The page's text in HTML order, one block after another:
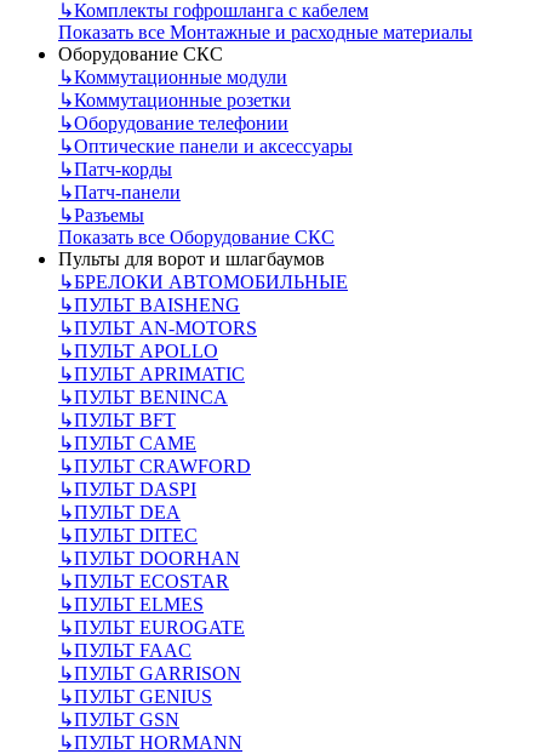
↳Комплекты гофрошланга с кабелем
Показать все Монтажные и расходные материалы
Оборудование СКС
↳Коммутационные модули
↳Коммутационные розетки
↳Оборудование телефонии
↳Оптические панели и аксессуары
↳Патч-корды
↳Патч-панели
↳Разъемы
Показать все Оборудование СКС
Пульты для ворот и шлагбаумов
↳БРЕЛОКИ АВТОМОБИЛЬНЫЕ
↳ПУЛЬТ BAISHENG
↳ПУЛЬТ AN-MOTORS
↳ПУЛЬТ APOLLO
↳ПУЛЬТ APRIMATIC
↳ПУЛЬТ BENINCA
↳ПУЛЬТ BFT
↳ПУЛЬТ CAME
↳ПУЛЬТ CRAWFORD
↳ПУЛЬТ DASPI
↳ПУЛЬТ DEA
↳ПУЛЬТ DITEC
↳ПУЛЬТ DOORHAN
↳ПУЛЬТ ECOSTAR
↳ПУЛЬТ ELMES
↳ПУЛЬТ EUROGATE
↳ПУЛЬТ FAAC
↳ПУЛЬТ GARRISON
↳ПУЛЬТ GENIUS
↳ПУЛЬТ GSN
↳ПУЛЬТ HORMANN